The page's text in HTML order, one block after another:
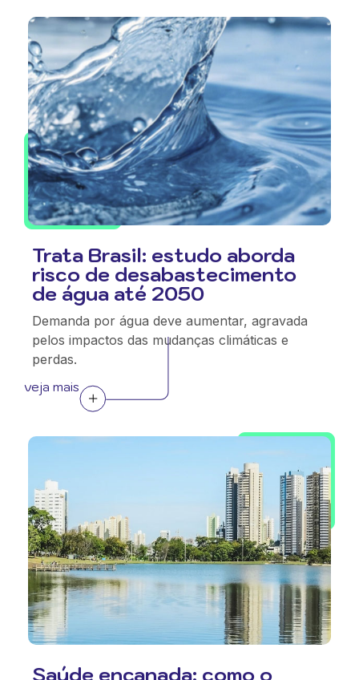
Trata Brasil: estudo aborda
risco de desabastecimento
de água até 2050
Demanda por água deve aumentar, agravada
pelos impactos das mudanças climáticas e
perdas.
veja mais
Saúde encanada: como o